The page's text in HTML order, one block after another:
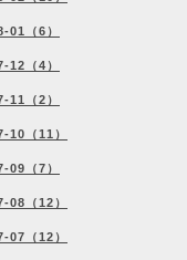
01（6）
12（4）
11（2）
10（11）
09（7）
08（12）
07（12）